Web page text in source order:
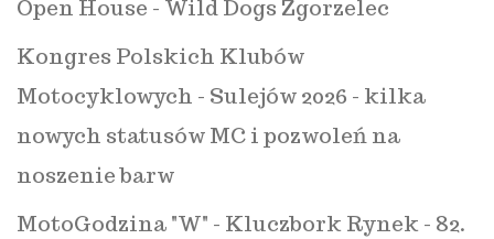
Open House - Wild Dogs Zgorzelec
Kongres Polskich Klubów
Motocyklowych - Sulejów 2026 - kilka
nowych statusów MC i pozwoleń na
noszenie barw
MotoGodzina "W" - Kluczbork Rynek - 82.